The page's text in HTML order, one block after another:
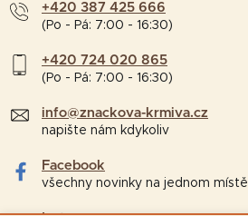
+420 387 425 666
(Po - Pá: 7:00 - 16:30)
+420 724 020 865
(Po - Pá: 7:00 - 16:30)
info@znackova-krmiva.cz
napište nám kdykoliv
Facebook
všechny novinky na jednom místě